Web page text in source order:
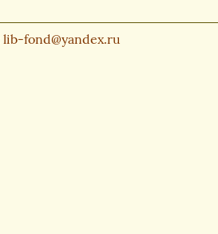
lib-fond@yandex.ru